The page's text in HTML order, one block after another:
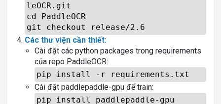
leOCR.git
cd PaddleOCR
git checkout release/2.6
Các thư viện cần thiết:
Cài đặt các python packages trong requirements
của repo PaddleOCR:
pip install -r requirements.txt
Cài đặt paddlepaddle-gpu để train:
pip install paddlepaddle-gpu